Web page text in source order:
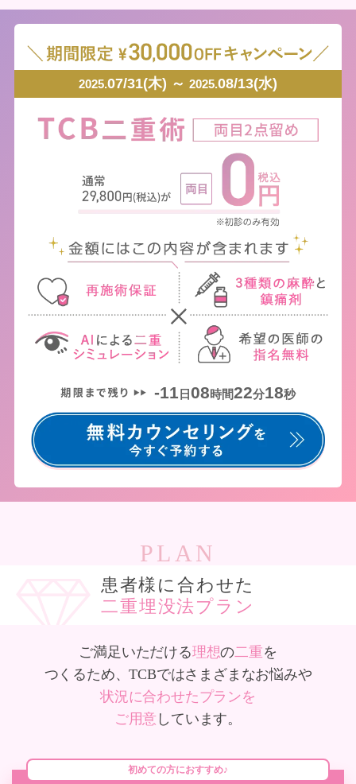
2025.07/31(木) ～ 2025.08/13(水)
-11 日08時間22分18秒
PLAN
患者様に合わせた
二重埋没法プラン
ご満足いただける理想の二重を
つくるため、TCBではさまざまなお悩みや
状況に合わせたプランを
ご用意 しています。
初めての方におすすめ♪